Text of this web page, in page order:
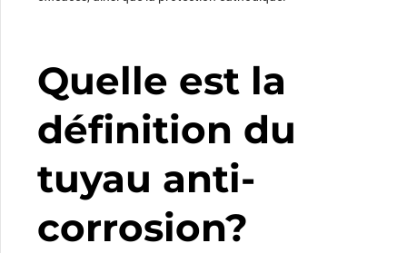
Quelle est la
définition du
tuyau anti-
corrosion?